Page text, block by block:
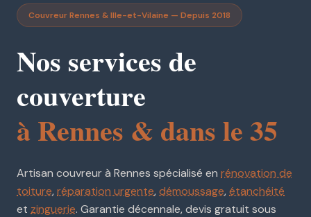
Couvreur Rennes & Ille-et-Vilaine — Depuis 2018
Nos services de
couverture
à Rennes & dans le 35
Artisan couvreur à Rennes spécialisé en rénovation de
toiture,réparation urgente,démoussage,étanchéité
et zinguerie. Garantie décennale, devis gratuit sous